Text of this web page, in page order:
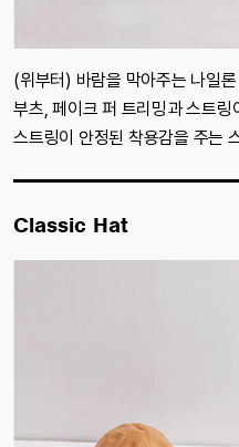
(위부터) 바람을 막아주는 나일
부츠, 페이크 퍼 트리밍과 스트링
스트링이 안정된 착용감을 주는
Classic Hat